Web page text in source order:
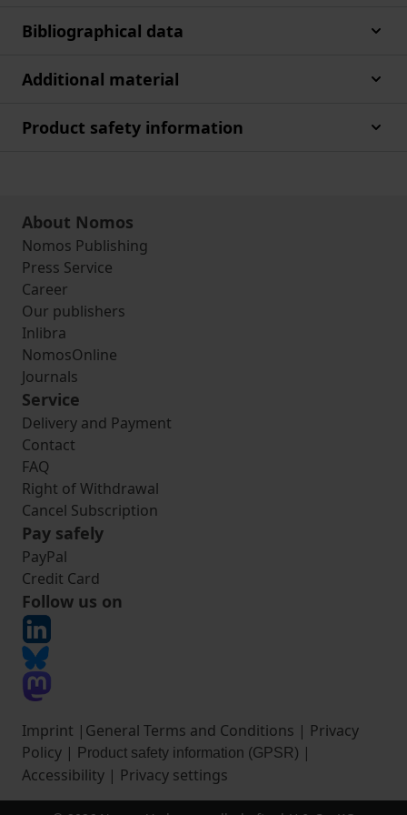
Bibliographical data
Additional material
Product safety information
About Nomos
Nomos Publishing
Press Service
Career
Our publishers
Inlibra
NomosOnline
Journals
Service
Delivery and Payment
Contact
FAQ
Right of Withdrawal
Cancel Subscription
Pay safely
PayPal
Credit Card
Follow us on
Imprint | General Terms and Conditions | Privacy
Policy | Product safety information (GPSR) |
Accessibility | Privacy settings